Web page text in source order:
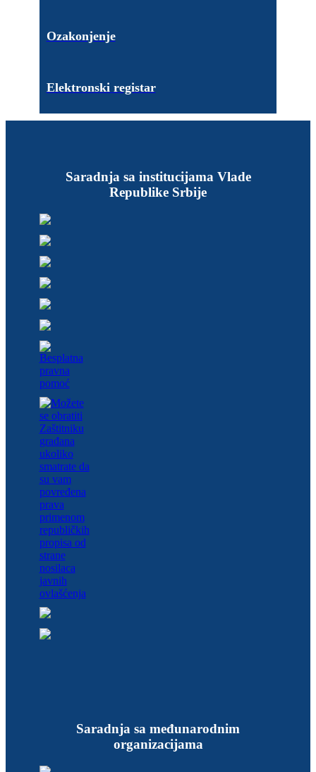
Ozakonjenje
Elektronski registar
Saradnja sa institucijama Vlade
Republike Srbije
Saradnja sa međunarodnim
organizacijama